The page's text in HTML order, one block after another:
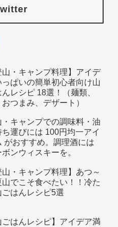
山・キャンプ料理】アイデ
っぱいの簡単初心者向け山
んレシピ 18選！（麺類、
つまみ、デザート）
・キャンプでの調味料・油
ち運びには 100円均一アイ
がおすすめ。調理酒には
ンウィスキーを。
山・キャンプ料理】あつ～
山でこそ食べたい！！冷た
ごはんレシピ5選
ごはんレシピ】アイデア満